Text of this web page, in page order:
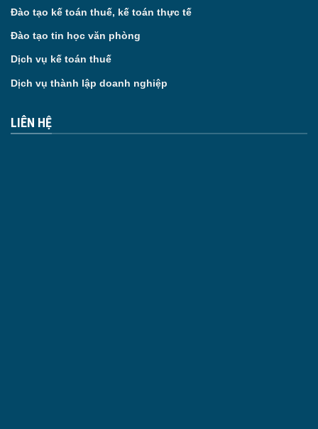
Đào tạo kế toán thuế, kế toán thực tế
Đào tạo tin học văn phòng
Dịch vụ kế toán thuế
Dịch vụ thành lập doanh nghiệp
LIÊN HỆ